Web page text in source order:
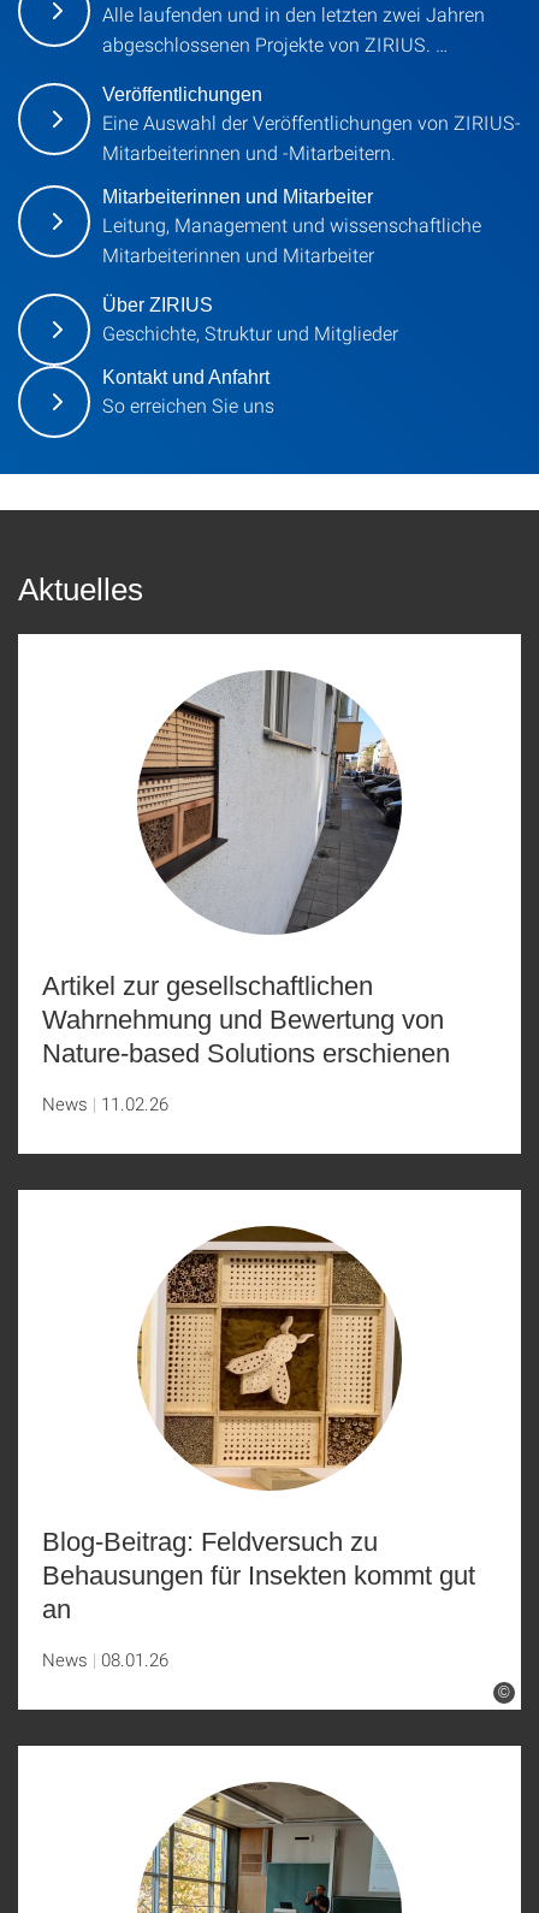
Alle laufenden und in den letzten zwei Jahren
abgeschlossenen Projekte von ZIRIUS. …
Veröffentlichungen
Eine Auswahl der Veröffentlichungen von ZIRIUS-
Mitarbeiterinnen und -Mitarbeitern.
Mitarbeiterinnen und Mitarbeiter
Leitung, Management und wissenschaftliche
Mitarbeiterinnen und Mitarbeiter
Über ZIRIUS
Geschichte, Struktur und Mitglieder
Kontakt und Anfahrt
So erreichen Sie uns
Aktuelles
Artikel zur gesellschaftlichen
Wahrnehmung und Bewertung von
Nature-based Solutions erschienen
News 11.02.26
©
Blog-Beitrag: Feldversuch zu
Behausungen für Insekten kommt gut
an
News 08.01.26